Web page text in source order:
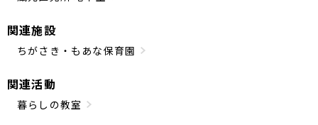
関連施設
ちがさき・もあな保育園
関連活動
暮らしの教室